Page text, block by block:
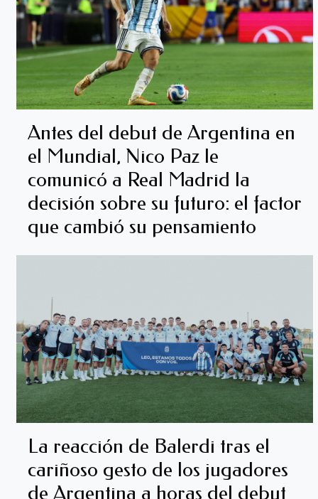
Antes del debut de Argentina en
el Mundial, Nico Paz le
comunicó a Real Madrid la
decisión sobre su futuro: el factor
que cambió su pensamiento
La reacción de Balerdi tras el
cariñoso gesto de los jugadores
de Argentina a horas del debut